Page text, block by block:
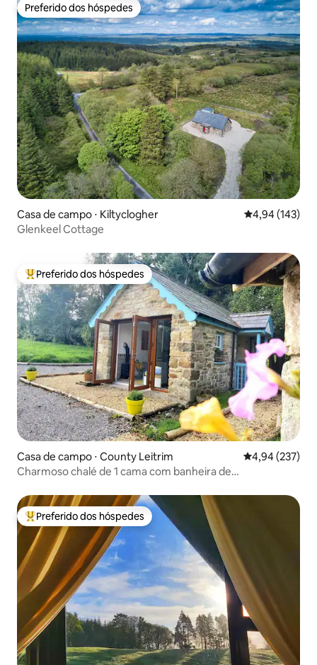
Preferido dos hóspedes
Preferido dos hóspedes
Casa de campo ⋅ Kiltyclogher 4,94 de uma
4,94 (143)
Glenkeel Cottage
Entre os melhores preferidos dos hóspedes
Preferido dos hóspedes
Casa de campo ⋅ County Leitrim 4,94 de uma
4,94 (237)
Charmoso chalé de 1 cama com banheira de
Entre os melhores preferidos dos hóspedes
Preferido dos hóspedes